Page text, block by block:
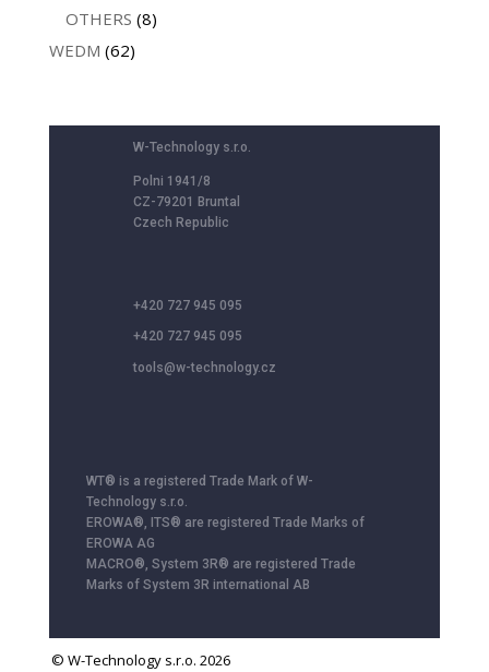
OTHERS (8)
WEDM (62)
W-Technology s.r.o.
Polni 1941/8
CZ-79201 Bruntal
Czech Republic
+420 727 945 095
+420 727 945 095
tools@w-technology.cz
WT® is a registered Trade Mark of W-
Technology s.r.o.
EROWA®, ITS® are registered Trade Marks of
EROWA AG
MACRO®, System 3R® are registered Trade
Marks of System 3R international AB
© W-Technology s.r.o. 2026